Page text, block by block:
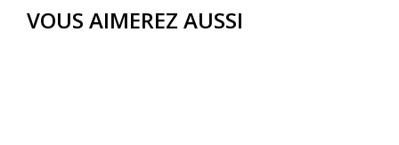
VOUS AIMEREZ AUSSI